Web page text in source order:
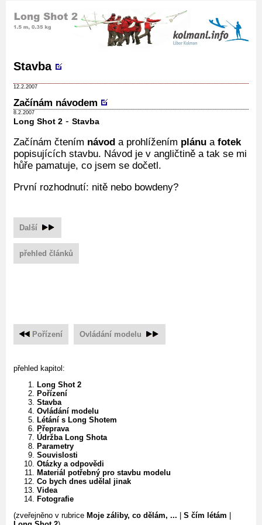
Stavba
12.2.2007
Začínám návodem
8.2.2007
Long Shot 2 - Stavba
Začínám čtením návod a prohlížením plánu a fotek
popisujících stavbu. Návod je v angličtině a tak se mi
hůře pamatuje, co jsem se dočetl.
První rozhodnutí: nitě nebo bowdeny?
Další
přehled článků
Pořízení Ovládání modelu
přehled kapitol:
Long Shot 2
Pořízení
Stavba
Ovládání modelu
Létání s Long Shotem
Přeprava
Údržba Long Shota
Parametry
Souvislosti
Otázky a odpovědi
Materiál potřebný pro stavbu modelu
Co bych dnes udělal jinak
Videa
Fotografie
(zveřejněno v rubrice Moje záliby, co dělám, ... S čím létám